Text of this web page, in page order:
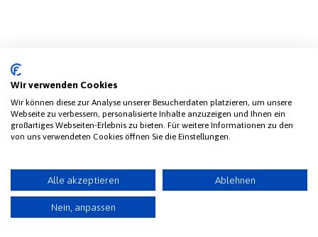
Wir verwenden Cookies
Wir können diese zur Analyse unserer Besucherdaten platzieren, um unsere
Webseite zu verbessern, personalisierte Inhalte anzuzeigen und Ihnen ein
großartiges Webseiten-Erlebnis zu bieten. Für weitere Informationen zu den
von uns verwendeten Cookies öffnen Sie die Einstellungen.
Alle akzeptieren Ablehnen
Nein, anpassen